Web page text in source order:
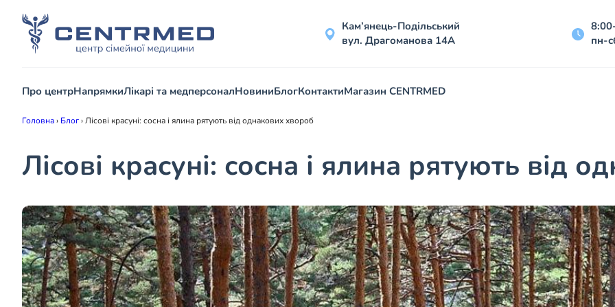
Кам’янець-Подільський
вул. Драгоманова 14А
пн-
Про центрНапрямкиЛікарі та медперсоналНовиниБлогКонтактиМагазин CENTRMED
Головна› Блог›Лісові красуні: сосна і ялина рятують від однакових хвороб
Лісові красуні: сосна і ялина рятують від